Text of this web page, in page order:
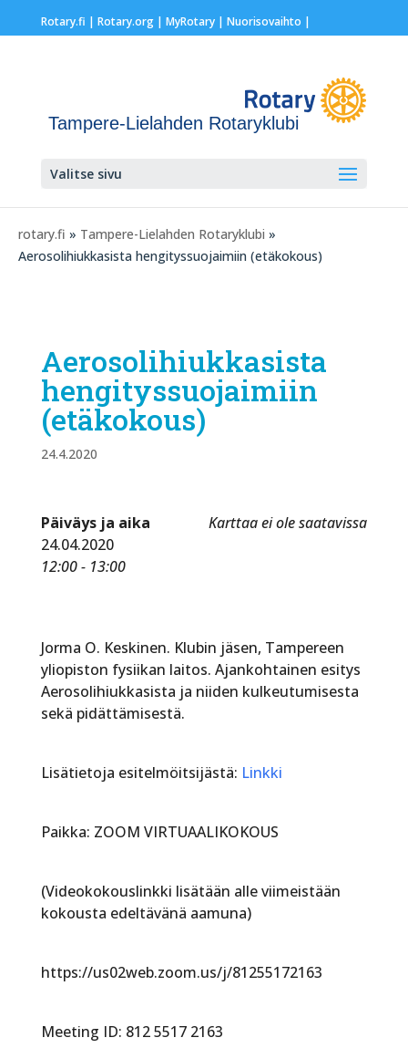
Rotary.fi | Rotary.org| MyRotary | Nuorisovaihto |
Tampere-Lielahden Rotaryklubi
Valitse sivu
rotary.fi » Tampere-Lielahden Rotaryklubi »
Aerosolihiukkasista hengityssuojaimiin (etäkokous)
Aerosolihiukkasista
hengityssuojaimiin
(etäkokous)
24.4.2020
Karttaa ei ole saatavissa
Päiväys ja aika
24.04.2020
12:00 - 13:00
Jorma O. Keskinen. Klubin jäsen, Tampereen
yliopiston fysiikan laitos. Ajankohtainen esitys
Aerosolihiukkasista ja niiden kulkeutumisesta
sekä pidättämisestä.
Lisätietoja esitelmöitsijästä: Linkki
Paikka: ZOOM VIRTUAALIKOKOUS
(Videokokouslinkki lisätään alle viimeistään
kokousta edeltävänä aamuna)
https://us02web.zoom.us/j/81255172163
Meeting ID: 812 5517 2163